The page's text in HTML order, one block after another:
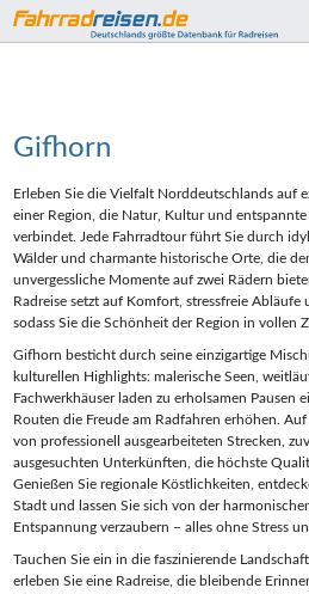
Gifhorn
Erleben Sie die Vielfalt Norddeutschlands auf
einer Region, die Natur, Kultur und
verbindet. Jede Fahrradtour führt Sie durch
Wälder und charmante historische Orte, die
unvergessliche Momente auf zwei Rädern
Radreise setzt auf Komfort, stressfreie Abläufe
sodass Sie die Schönheit der Region in vollen
Gifhorn besticht durch seine einzigartige
kulturellen Highlights: malerische Seen,
Fachwerkhäuser laden zu erholsamen Pausen
Routen die Freude am Radfahren erhöhen.
von professionell ausgearbeiteten Strecken,
ausgesuchten Unterkünften, die höchste
Genießen Sie regionale Köstlichkeiten,
Stadt und lassen Sie sich von der
Entspannung verzaubern – alles ohne Stress
Tauchen Sie ein in die faszinierende
erleben Sie eine Radreise, die bleibende